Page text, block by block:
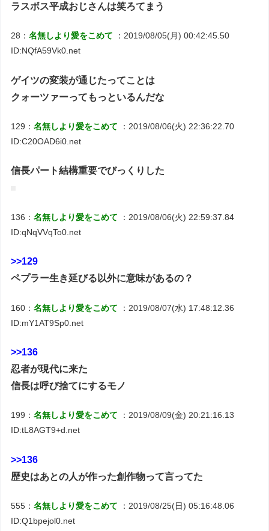
ラスボス平成おじさんは笑ろてまう
28：名無しより愛をこめて
：2019/08/05(月) 00:42:45.50
ID:NQfA59Vk0.net
ゲイツの変装が通じたってことは
クォーツァーってもっといるんだな
129：名無しより愛をこめて
：2019/08/06(火) 22:36:22.70
ID:C20OAD6i0.net
信長パート結構重要でびっくりした
136：名無しより愛をこめて
：2019/08/06(火) 22:59:37.84
ID:qNqVVqTo0.net
>>129
ペプラー生き延びる以外に意味があるの？
160：名無しより愛をこめて
：2019/08/07(水) 17:48:12.36
ID:mY1AT9Sp0.net
>>136
忍者が現代に来た
信長は呼び捨てにするモノ
199：名無しより愛をこめて
：2019/08/09(金) 20:21:16.13
ID:tL8AGT9+d.net
>>136
歴史はあとの人が作った創作物って言ってた
555：名無しより愛をこめて
：2019/08/25(日) 05:16:48.06
ID:Q1bpejol0.net